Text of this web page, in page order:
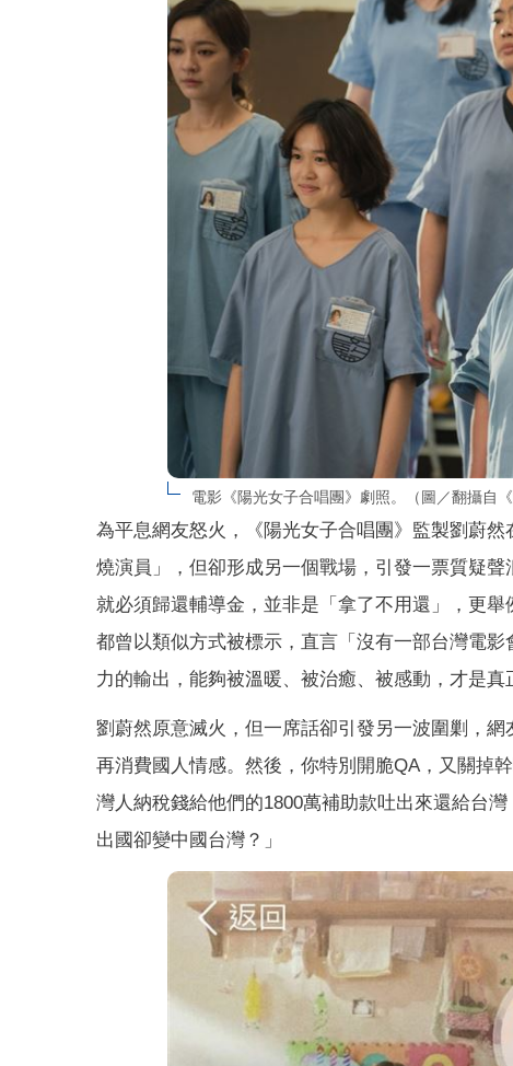
電影《陽光女子合唱團》劇照。（圖／翻攝自
為平息網友怒火，《陽光女子合唱團》監製劉蔚
燒演員」，但卻形成另一個戰場，引發一票質疑
就必須歸還輔導金，並非是「拿了不用還」，更
都曾以類似方式被標示，直言「沒有一部台灣電
力的輸出，能夠被溫暖、被治癒、被感動，才是真
劉蔚然原意滅火，但一席話卻引發另一波圍剿，
再消費國人情感。然後，你特別開脆QA，又關掉
灣人納稅錢給他們的1800萬補助款吐出來還給台
出國卻變中國台灣？」